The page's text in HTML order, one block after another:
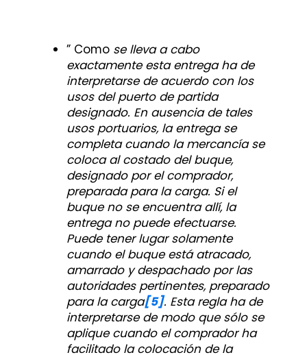
” Comose lleva a cabo
exactamente esta entrega ha de
interpretarse de acuerdo con los
usos del puerto de partida
designado. En ausencia de tales
usos portuarios, la entrega se
completa cuando la mercancía se
coloca al costado del buque,
designado por el comprador,
preparada para la carga. Si el
buque no se encuentra allí, la
entrega no puede efectuarse.
Puede tener lugar solamente
cuando el buque está atracado,
amarrado y despachado por las
autoridades pertinentes, preparado
para la carga[5]. Esta regla ha de
interpretarse de modo que sólo se
aplique cuando el comprador ha
facilitado la colocación de la